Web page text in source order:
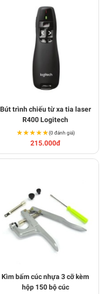
Bút trình chiếu từ xa tia laser
R400 Logitech
★★★★★
★★★★★(0 đánh giá)
215.000đ
Kìm bấm cúc nhựa 3 cỡ kèm
hộp 150 bộ cúc